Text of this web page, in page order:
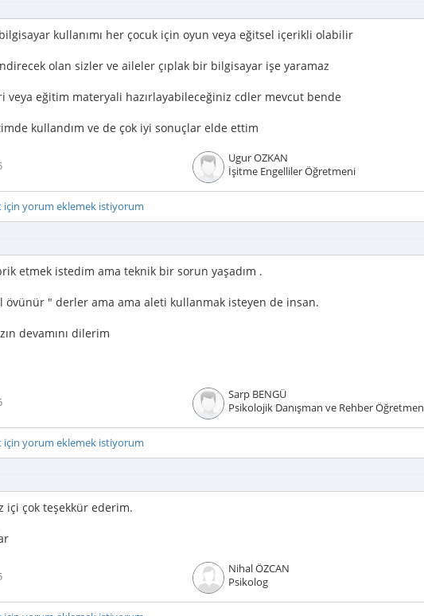
kullanımı her çocuk için oyun veya eğitsel içerikli olabilir
olan sizler ve aileler çıplak bir bilgisayar işe yaramaz
veya eğitim materyali hazırlayabileceğiniz cdler mevcut bende
kullandım ve de çok iyi sonuçlar elde ettim
Ugur OZKAN
İşitme Engelliler Öğretmeni
için yorum eklemek istiyorum
etmek istedim ama teknik bir sorun yaşadım .
övünür " derler ama ama aleti kullanmak isteyen de insan.
devamını dilerim
Sarp BENGÜ
Psikolojik Danışman ve Rehber Öğretmen
için yorum eklemek istiyorum
içi çok teşekkür ederim.
Nihal ÖZCAN
Psikolog